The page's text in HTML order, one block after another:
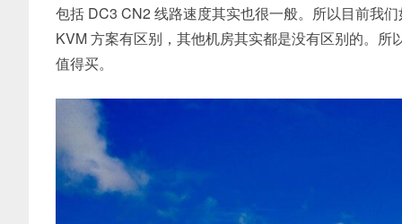
包括 DC3 CN2 线路速度其实也很一般。所以目前我
KVM 方案有区别，其他机房其实都是没有区别的。
值得买。